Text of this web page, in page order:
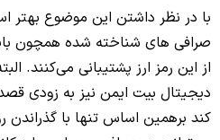
با در نظر داشتن این موضوع بهتر
صرافی های شناخته شده همچون
از این رمز ارز پشتیبانی می‌کنند.
کند برهمین اساس تنها با گذراندن